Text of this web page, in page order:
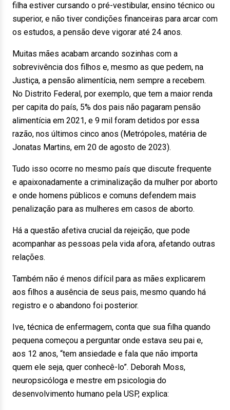
filha estiver cursando o pré-vestibular, ensino técnico ou
superior, e não tiver condições financeiras para arcar com
os estudos, a pensão deve vigorar até 24 anos.
Muitas mães acabam arcando sozinhas com a
sobrevivência dos filhos e, mesmo as que pedem, na
Justiça, a pensão alimentícia, nem sempre a recebem.
No Distrito Federal, por exemplo, que tem a maior renda
per capita do país, 5% dos pais não pagaram pensão
alimentícia em 2021, e 9 mil foram detidos por essa
razão, nos últimos cinco anos (Metrópoles, matéria de
Jonatas Martins, em 20 de agosto de 2023).
Tudo isso ocorre no mesmo país que discute frequente
e apaixonadamente a criminalização da mulher por aborto
e onde homens públicos e comuns defendem mais
penalização para as mulheres em casos de aborto.
Há a questão afetiva crucial da rejeição, que pode
acompanhar as pessoas pela vida afora, afetando outras
relações.
Também não é menos difícil para as mães explicarem
aos filhos a ausência de seus pais, mesmo quando há
registro e o abandono foi posterior.
Ive, técnica de enfermagem, conta que sua filha quando
pequena começou a perguntar onde estava seu pai e,
aos 12 anos, “tem ansiedade e fala que não importa
quem ele seja, quer conhecê-lo”. Deborah Moss,
neuropsicóloga e mestre em psicologia do
desenvolvimento humano pela USP, explica: